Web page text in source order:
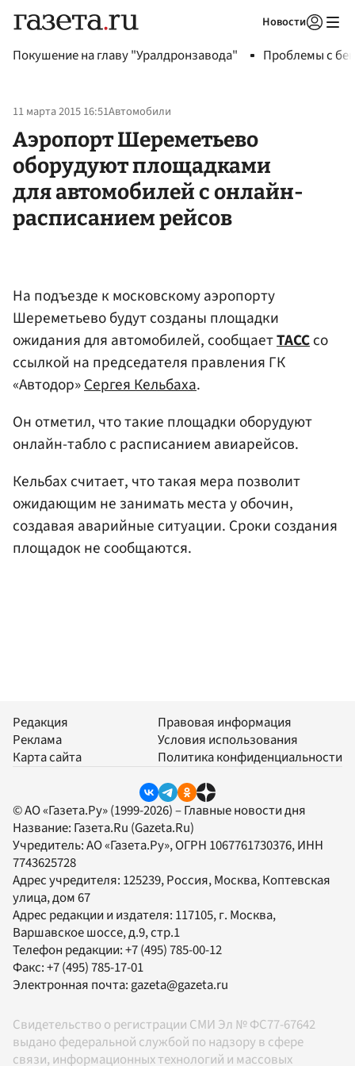
Новости
Покушение на главу "Уралдронзавода" Проблемы с
11 марта 2015 16:51Автомобили
Аэропорт Шереметьево
оборудуют площадками
для автомобилей с онлайн-
расписанием рейсов
На подъезде к московскому аэропорту
Шереметьево будут созданы площадки
ожидания для автомобилей, сообщаетТАССсо
ссылкой на председателя правления ГК
«Автодор»Сергея Кельбаха.
Он отметил, что такие площадки оборудуют
онлайн-табло с расписанием авиарейсов.
Кельбах считает, что такая мера позволит
ожидающим не занимать места у обочин,
создавая аварийные ситуации. Сроки создания
площадок не сообщаются.
Редакция
Реклама
Карта сайта
Правовая информация
Условия использования
Политика конфиденциальности
© АО «Газета.Ру» (1999-2026) – Главные новости дня
Название: Газета.Ru (Gazeta.Ru)
Учредитель:АО «Газета.Ру», ОГРН 1067761730376, ИНН
7743625728
Адрес учредителя: 125239, Россия, Москва, Коптевская
улица, дом 67
Адрес редакции и издателя: 117105, г. Москва,
Варшавское шоссе, д.9, стр.1
Телефон редакции:+7 (495) 785-00-12
Факс:+7 (495) 785-17-01
Электронная почта: gazeta@gazeta.ru
Свидетельство о регистрации СМИ Эл № ФС77-67642
выдано федеральной службой по надзору в сфере
связи, информационных технологий и массовых